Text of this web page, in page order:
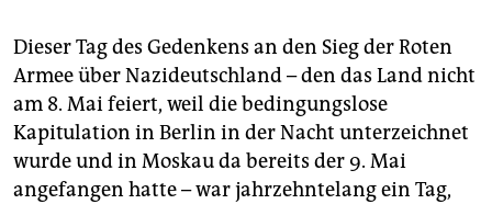
Dieser Tag des Gedenkens an den Sieg der Roten
Armee über Nazideutschland – den das Land nicht
am 8. Mai feiert, weil die bedingungslose
Kapitulation in Berlin in der Nacht unterzeichnet
wurde und in Moskau da bereits der 9. Mai
angefangen hatte – war jahrzehntelang ein Tag,